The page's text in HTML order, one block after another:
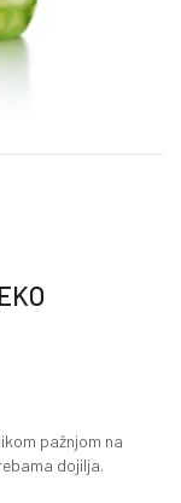
pažnjom na
dojilja.